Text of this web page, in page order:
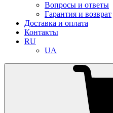
Вопросы и ответы
Гарантия и возврат
Доставка и оплата
Контакты
RU
UA